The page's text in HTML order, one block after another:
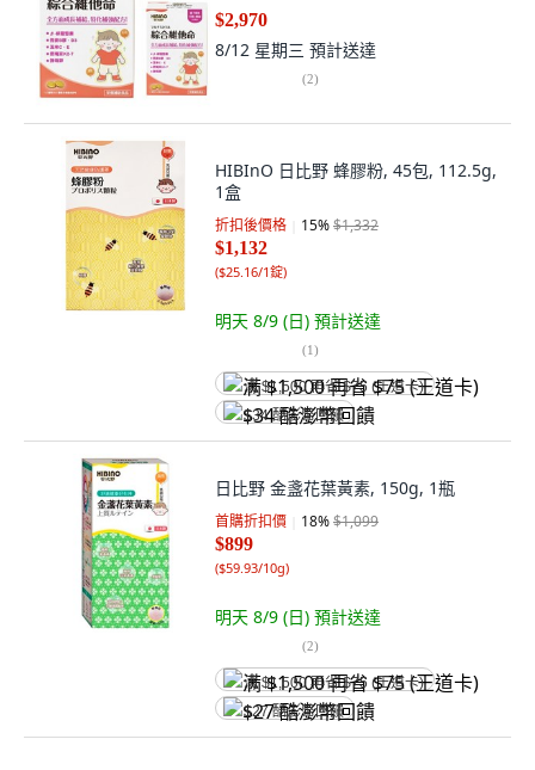
$2,970
8/12 星期三 預計送達
(2)
HIBInO 日比野 蜂膠粉, 45包, 112.5g,
1盒
折扣後價格 15%$1,332
$1,132
($25.16/1錠)
明天 8/9 (日) 預計送達
(1)
满 $1,500 再省 $75 (王道卡)
$34 酷澎幣回饋
日比野 金盞花葉黃素, 150g, 1瓶
首購折扣價 18%$1,099
$899
($59.93/10g)
明天 8/9 (日) 預計送達
(2)
满 $1,500 再省 $75 (王道卡)
$27 酷澎幣回饋